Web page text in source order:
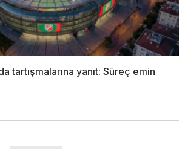
tartışmalarına yanıt: Süreç emin